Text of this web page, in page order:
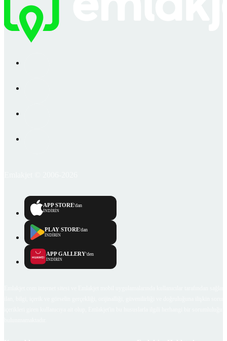
APP STORE'dan
İNDİRİN
PLAY STORE'dan
İNDİRİN
APP GALLERY'den
İNDİRİN